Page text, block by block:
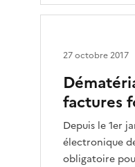
factures
Depuis le 1er
électronique
obligatoire
27 octobre 2017